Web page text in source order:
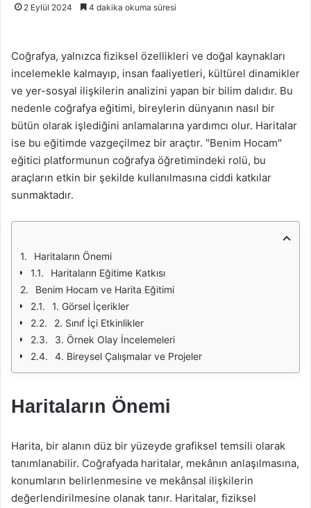
2 Eylül 2024 4 dakika okuma süresi
Coğrafya, yalnızca fiziksel özellikleri ve doğal kaynakları
incelemekle kalmayıp, insan faaliyetleri, kültürel dinamikler
ve yer-sosyal ilişkilerin analizini yapan bir bilim dalıdır. Bu
nedenle coğrafya eğitimi, bireylerin dünyanın nasıl bir
bütün olarak işlediğini anlamalarına yardımcı olur. Haritalar
ise bu eğitimde vazgeçilmez bir araçtır. "Benim Hocam"
eğitici platformunun coğrafya öğretimindeki rolü, bu
araçların etkin bir şekilde kullanılmasına ciddi katkılar
sunmaktadır.
Haritaların Önemi
Haritaların Eğitime Katkısı
Benim Hocam ve Harita Eğitimi
1. Görsel İçerikler
2. Sınıf İçi Etkinlikler
3. Örnek Olay İncelemeleri
4. Bireysel Çalışmalar ve Projeler
Haritaların Önemi
Harita, bir alanın düz bir yüzeyde grafiksel temsili olarak
tanımlanabilir. Coğrafyada haritalar, mekânın anlaşılmasına,
konumların belirlenmesine ve mekânsal ilişkilerin
değerlendirilmesine olanak tanır. Haritalar, fiziksel